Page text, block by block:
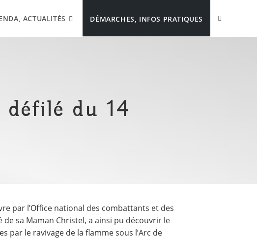
ACTUALITÉS DÉMARCHES, INFOS PRATIQUES
du 14
par l’Office national des combattants et des
de sa Maman Christel, a ainsi pu découvrir le
par le ravivage de la flamme sous l’Arc de